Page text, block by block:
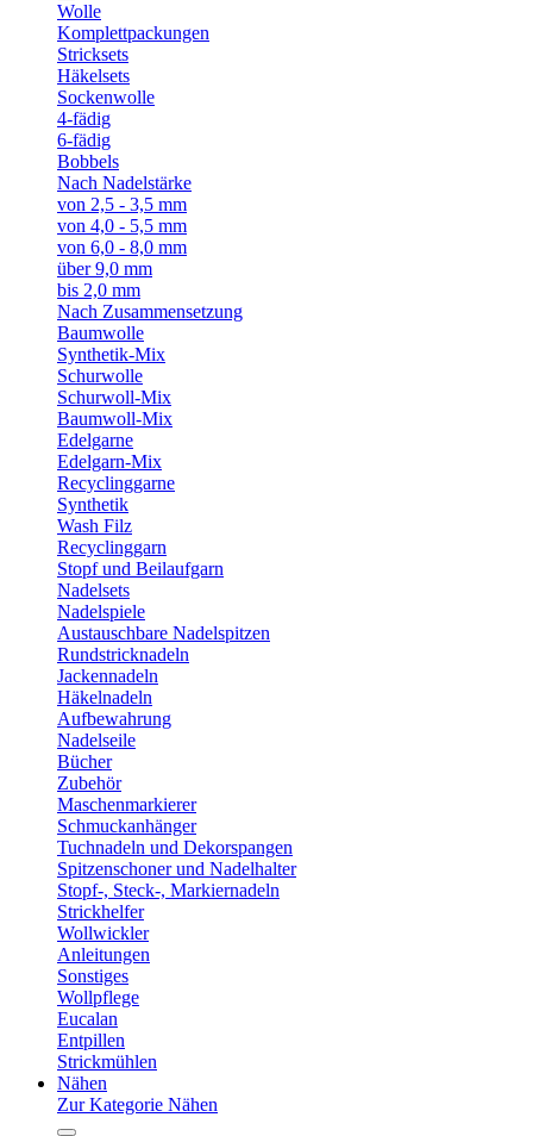
Wolle
Komplettpackungen
Stricksets
Häkelsets
Sockenwolle
4-fädig
6-fädig
Bobbels
Nach Nadelstärke
von 2,5 - 3,5 mm
von 4,0 - 5,5 mm
von 6,0 - 8,0 mm
über 9,0 mm
bis 2,0 mm
Nach Zusammensetzung
Baumwolle
Synthetik-Mix
Schurwolle
Schurwoll-Mix
Baumwoll-Mix
Edelgarne
Edelgarn-Mix
Recyclinggarne
Synthetik
Wash Filz
Recyclinggarn
Stopf und Beilaufgarn
Nadelsets
Nadelspiele
Austauschbare Nadelspitzen
Rundstricknadeln
Jackennadeln
Häkelnadeln
Aufbewahrung
Nadelseile
Bücher
Zubehör
Maschenmarkierer
Schmuckanhänger
Tuchnadeln und Dekorspangen
Spitzenschoner und Nadelhalter
Stopf-, Steck-, Markiernadeln
Strickhelfer
Wollwickler
Anleitungen
Sonstiges
Wollpflege
Eucalan
Entpillen
Strickmühlen
Nähen
Zur Kategorie Nähen